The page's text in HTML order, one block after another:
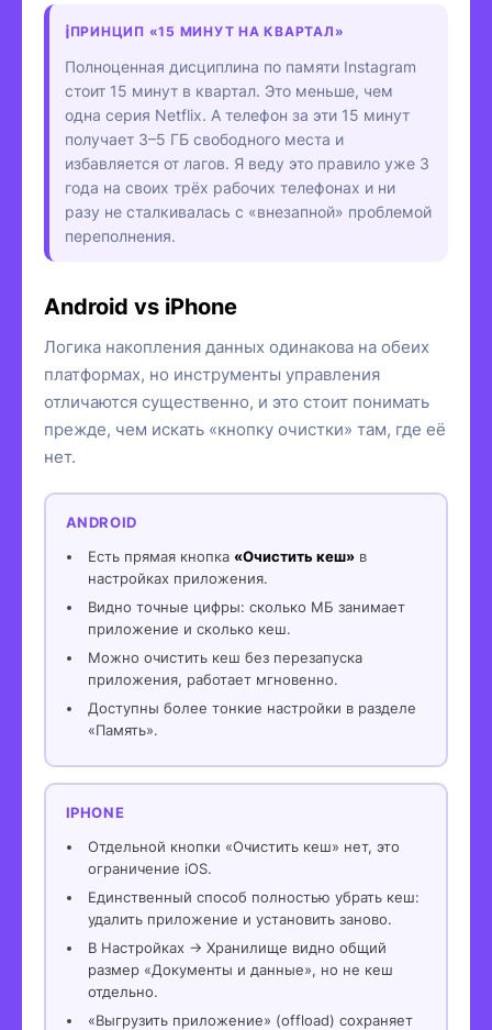
ПРИНЦИП «15 МИНУТ НА КВАРТАЛ»
Полноценная дисциплина по памяти Instagram
стоит 15 минут в квартал. Это меньше, чем
одна серия Netflix. А телефон за эти 15 минут
получает 3–5 ГБ свободного места и
избавляется от лагов. Я веду это правило уже 3
года на своих трёх рабочих телефонах и ни
разу не сталкивалась с «внезапной» проблемой
переполнения.
Android vs iPhone
Логика накопления данных одинакова на обеих
платформах, но инструменты управления
отличаются существенно, и это стоит понимать
прежде, чем искать «кнопку очистки» там, где её
нет.
ANDROID
Есть прямая кнопка «Очистить кеш»в
настройках приложения.
Видно точные цифры: сколько МБ занимает
приложение и сколько кеш.
Можно очистить кеш без перезапуска
приложения, работает мгновенно.
Доступны более тонкие настройки в разделе
«Память».
IPHONE
Отдельной кнопки «Очистить кеш» нет, это
ограничение iOS.
Единственный способ полностью убрать кеш:
удалить приложение и установить заново.
В Настройках → Хранилище видно общий
размер «Документы и данные», но не кеш
отдельно.
«Выгрузить приложение» (offload) сохраняет